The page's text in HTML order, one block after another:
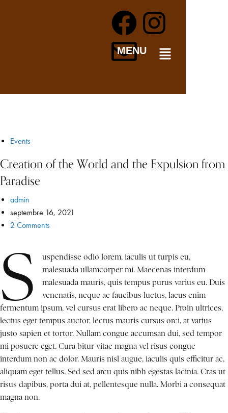
MENU
Events
Creation of the World and the Expulsion from
Paradise
admin
septembre 16, 2021
2 Comments
S
uspendisse odio lorem, iaculis ut turpis eu,
malesuada ullamcorper mi. Maecenas interdum
malesuada mauris, quis tempus purus varius eu. Duis
venenatis, neque ac faucibus luctus, lacus enim
fermentum ipsum, vel cursus erat libero ac neque. Proin ultrices,
lectus eget tempus auctor, lectus mauris cursus orci, at varius
justo sapien et tortor. Nullam congue accumsan dui, sed tempor
mi posuere eget. Cura bitur vitae magna vel risus congue
interdum non ac dolor. Mauris nisl augue, iaculis quis efficitur ac,
aliquam eget tellus. Sed sed arcu quis nibh egestas lacinia. Cras ut
risus dapibus, porta dui at, pellentesque nulla. Morbi a consequat
magna non.